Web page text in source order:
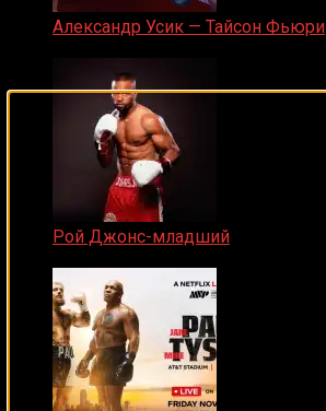
Александр Усик — Тайсон Фьюри
Рой Джонс-младший